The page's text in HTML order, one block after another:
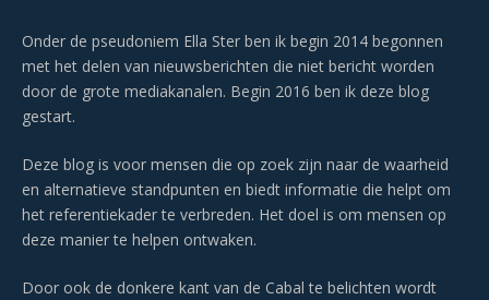
Onder de pseudoniem Ella Ster ben ik begin 2014 begonnen
met het delen van nieuwsberichten die niet bericht worden
door de grote mediakanalen. Begin 2016 ben ik deze blog
gestart.
Deze blog is voor mensen die op zoek zijn naar de waarheid
en alternatieve standpunten en biedt informatie die helpt om
het referentiekader te verbreden. Het doel is om mensen op
deze manier te helpen ontwaken.
Door ook de donkere kant van de Cabal te belichten wordt